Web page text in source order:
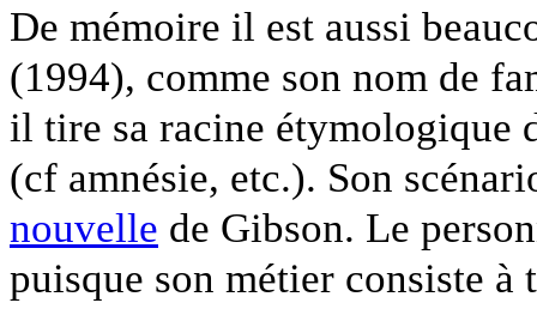
De mémoire il est aussi
(1994), comme son nom de
il tire sa racine étymologique
(cf amnésie, etc.). Son
nouvelle de Gibson. Le
puisque son métier consiste à